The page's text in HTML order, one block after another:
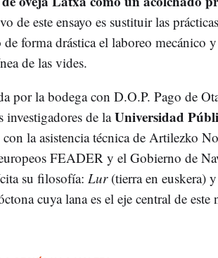
de este ensayo es sustituir las
forma drástica el laboreo mecánico
de las vides.
por la bodega con D.O.P. Pago de
de laUniversidad
la asistencia técnica de Artilezko
FEADER y el Gobierno de
su filosofía: Lur(tierra en euskera) y
cuya lana es el eje central de